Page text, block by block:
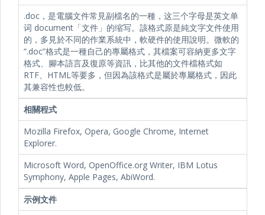
.doc，是電腦文件常見副檔名的一種，这三个字母是英文单
词 document「文件」的缩写。該格式原是純文字文件使用
的，多見於不同的作業系統中，軟硬件的使用說明。微軟的
“.doc”格式是一種自己的專屬格式，其檔案可容納更多文字
格式、腳本語言及復原等資訊，比其他的文件檔格式如
RTF、HTML等要多，但因為該格式是屬於專屬格式，因此
其兼容性也較低。
相關程式
Mozilla Firefox, Opera, Google Chrome, Internet
Explorer.
Microsoft Word, OpenOffice.org Writer, IBM Lotus
Symphony, Apple Pages, AbiWord.
示例文件